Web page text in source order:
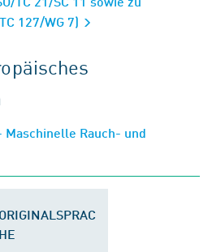
127/WG 7)
Maschinelle Rauch- und
ORIGINALSPRAC
HE